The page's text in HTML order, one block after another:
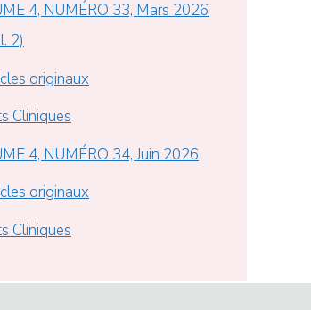
4, NUMÉRO 33, Mars 2026
2)
originaux
Cliniques
4, NUMÉRO 34, Juin 2026
originaux
Cliniques